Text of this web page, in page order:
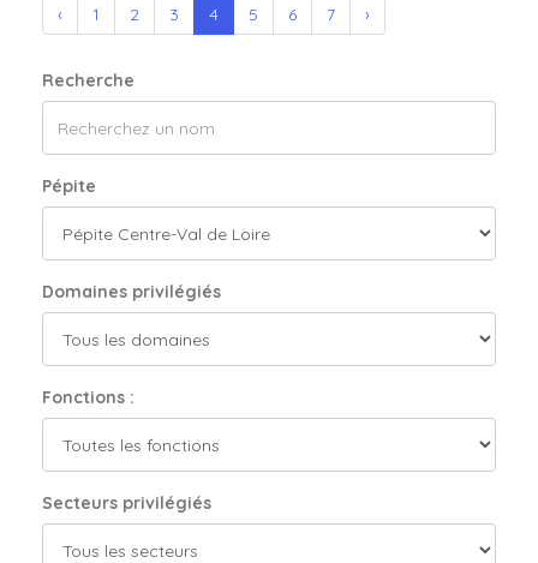
‹ 1 2 3 4 5 6 7 ›
Recherche
Pépite
Domaines privilégiés
Fonctions :
Secteurs privilégiés